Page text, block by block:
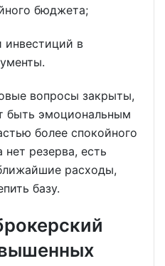
бюджета;
инвестиций в
вопросы закрыты,
быть эмоциональным
более спокойного
нет резерва, есть
расходы,
базу.